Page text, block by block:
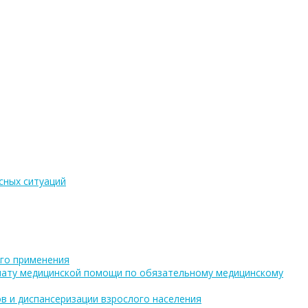
ситуаций
применения
медицинской помощи по обязательному медицинскому
диспансеризации взрослого населения